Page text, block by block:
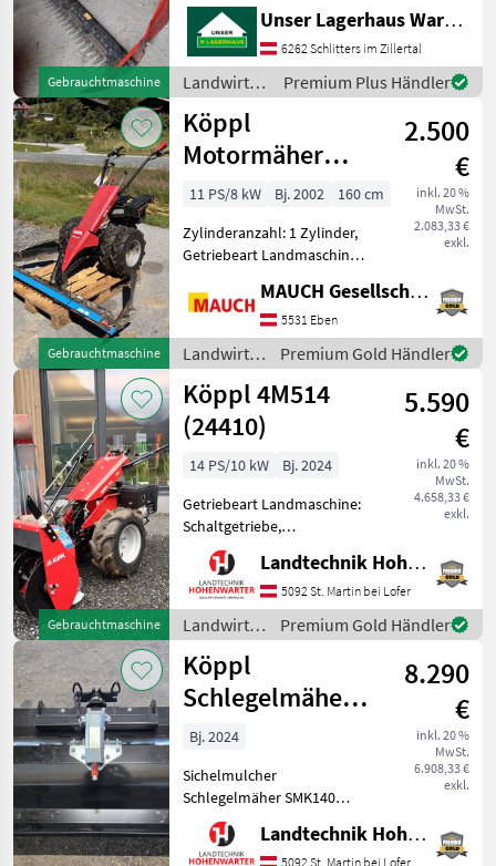
Gebrauchtmaschine
telefonisch, ob die von
Ihnen angefragte
Gebrauchtmaschine aktuell
bei uns am am
Unser Lagerhaus Warenhandelsges.m.b.H.
6262 Schlitters im Zillertal
Landwirtsch.
Motorfahrzeuge
/ Köppl
Premium Plus Händler
Gebrauchtmaschine
Köppl
Motormäher
3M512 SF-4
2.500
€
inkl. 20 %
MwSt.
2.083,33 €
exkl.
11 PS/8 kW Bj. 2002
160 cm
Zylinderanzahl: 1 Zylinder,
Getriebeart Landmaschine:
Benzin, Fingerbalken,
Zwillingsräder Köppl
Motormäher 3M512 SF-4,
Baujahr 2002, 4-Takt M
MAUCH Gesellschaft m.b.H. & Co.KG, Eben
5531 Eben
Landwirtsch.
Motorfahrzeuge
/ Köppl
Premium Gold Händler
Gebrauchtmaschine
Köppl 4M514
(24410)
5.590
€
inkl. 20 %
MwSt.
4.658,33 €
exkl.
14 PS/10 kW
Bj. 2024
Getriebeart Landmaschine:
Schaltgetriebe,
Zylinderanzahl: 1 Zylinder,
Motor-Typ: Benzin,
Differentialsperre,
Kombigerät, Lenkbremse
KÖPPL-Grundgerät "4M514"
*Neuwertiger
Landtechnik Hohenwarter GmbH
5092 St. Martin bei Lofer
Landwirtsch.
Motorfahrzeuge
/ Köppl
Premium Gold Händler
Köppl
Schlegelmäher
SMK 140 (26064)
8.290
€
inkl. 20 %
MwSt.
6.908,33 €
exkl.
Bj. 2024
Sichelmulcher
Schlegelmäher SMK140
*anbau Fanghackenflansch
*sonder Lackierung
Landtechnik Hohenwarter GmbH
5092 St. Martin bei Lofer